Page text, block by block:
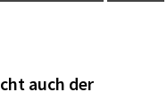
auch der